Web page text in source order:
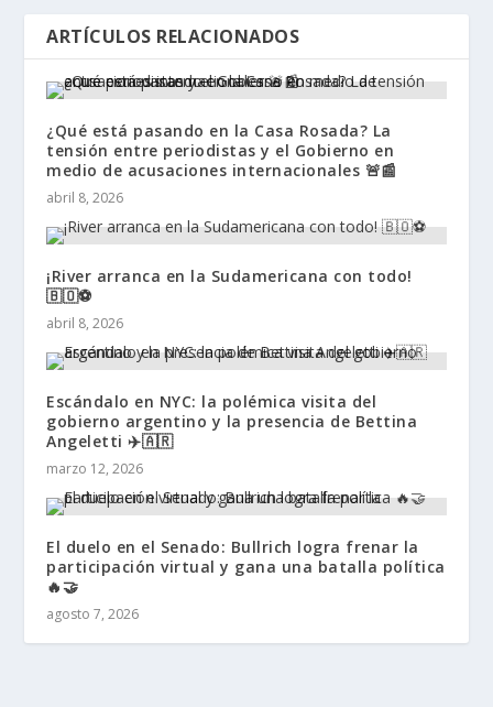
ARTÍCULOS RELACIONADOS
¿Qué está pasando en la Casa Rosada? La
tensión entre periodistas y el Gobierno en
medio de acusaciones internacionales 🚨📰
abril 8, 2026
¡River arranca en la Sudamericana con todo!
🇧🇴⚽
abril 8, 2026
Escándalo en NYC: la polémica visita del
gobierno argentino y la presencia de Bettina
Angeletti ✈️🇦🇷
marzo 12, 2026
El duelo en el Senado: Bullrich logra frenar la
participación virtual y gana una batalla política
🔥🤝
agosto 7, 2026